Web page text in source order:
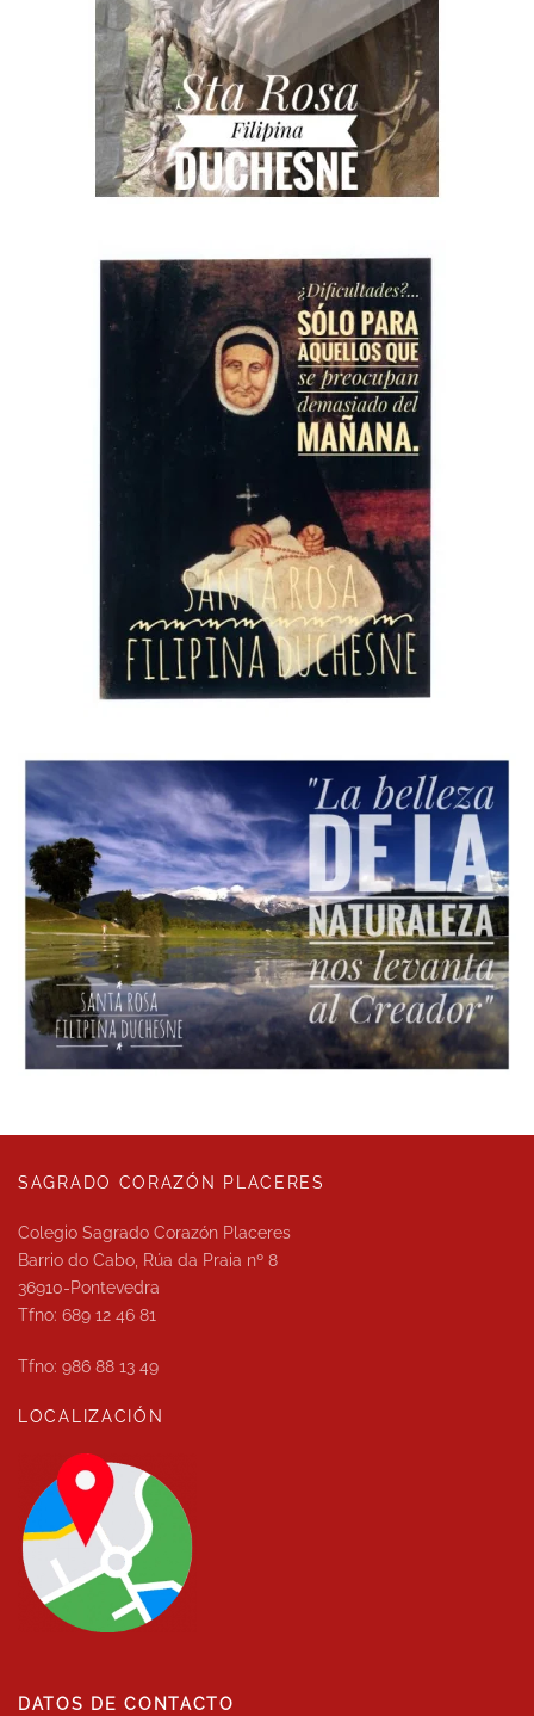
SAGRADO CORAZÓN PLACERES
Colegio Sagrado Corazón Placeres
Barrio do Cabo, Rúa da Praia nº 8
36910-Pontevedra
Tfno: 689 12 46 81
Tfno: 986 88 13 49
LOCALIZACIÓN
DATOS DE CONTACTO